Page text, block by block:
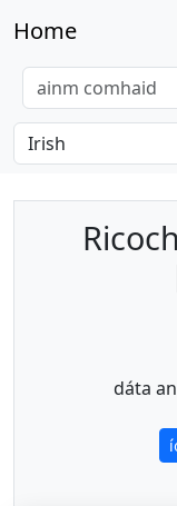
Home
dáta